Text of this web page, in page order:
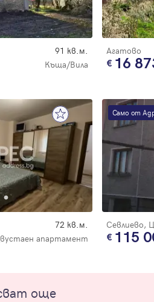
91 кв.м.
Къща/Вила
Агатово
16
72 кв.м.
апартамент
Само от
Севлиево,
115
още